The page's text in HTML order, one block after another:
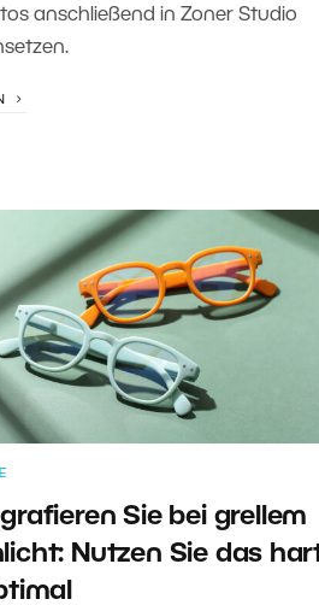
anschließend in Zoner Studio
Sie bei grellem
Nutzen Sie das